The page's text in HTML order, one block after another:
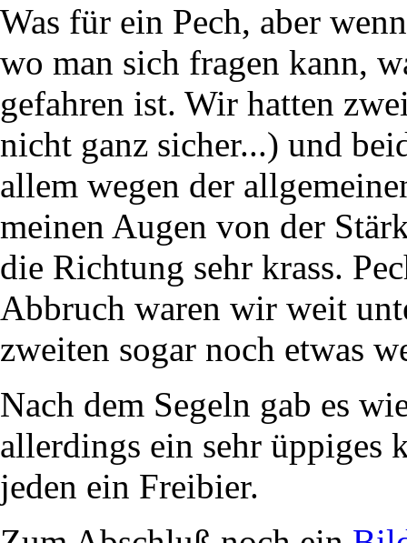
Was für ein Pech, aber
wo man sich fragen kann,
gefahren ist. Wir hatten
nicht ganz sicher...) und
allem wegen der
meinen Augen von der
die Richtung sehr krass.
Abbruch waren wir weit
zweiten sogar noch etwas
Nach dem Segeln gab es
allerdings ein sehr üppiges
jeden ein Freibier.